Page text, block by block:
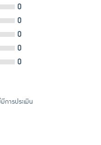
0
0
0
0
0
การประเมิน